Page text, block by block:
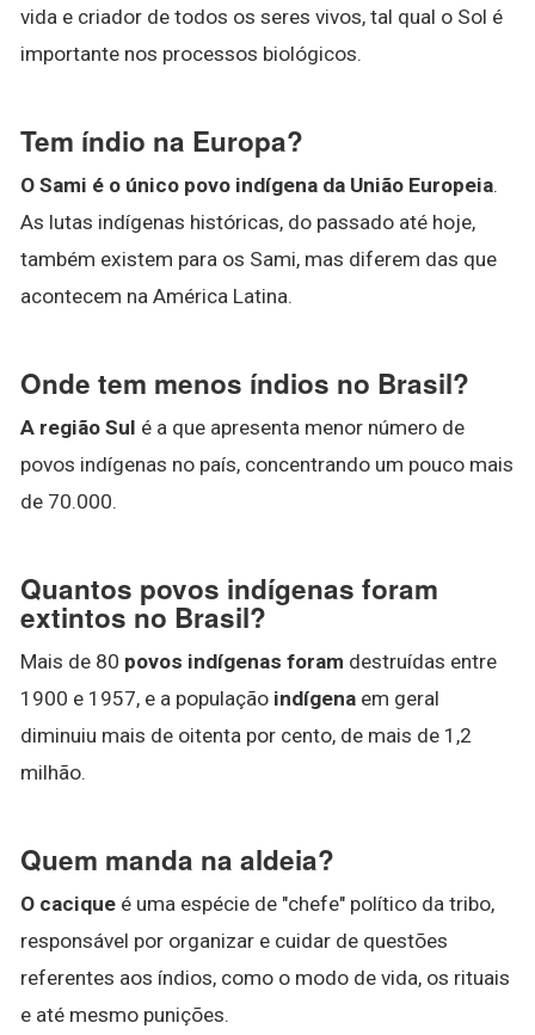
vida e criador de todos os seres vivos, tal qual o Sol é
importante nos processos biológicos.
Tem índio na Europa?
O Sami é o único povo indígena da União Europeia.
As lutas indígenas históricas, do passado até hoje,
também existem para os Sami, mas diferem das que
acontecem na América Latina.
Onde tem menos índios no Brasil?
A região Sul é a que apresenta menor número de
povos indígenas no país, concentrando um pouco mais
de 70.000.
Quantos povos indígenas foram
extintos no Brasil?
Mais de 80 povos indígenas foram destruídas entre
1900 e 1957, e a população indígena em geral
diminuiu mais de oitenta por cento, de mais de 1,2
milhão.
Quem manda na aldeia?
O cacique é uma espécie de "chefe" político da tribo,
responsável por organizar e cuidar de questões
referentes aos índios, como o modo de vida, os rituais
e até mesmo punições.